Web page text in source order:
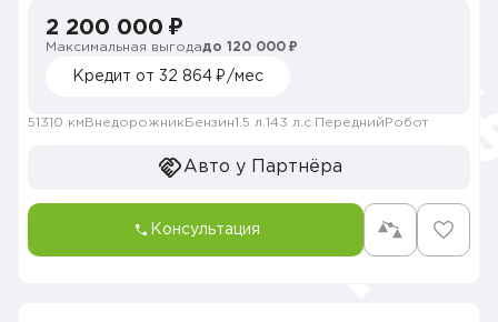
2 200 000 ₽
Максимальная выгодадо 120 000 ₽
Кредит от 32 864 ₽/мес
51310 км Внедорожник Бензин1.5 л. 143 л.с. Передний Робот
Авто у Партнёра
Консультация